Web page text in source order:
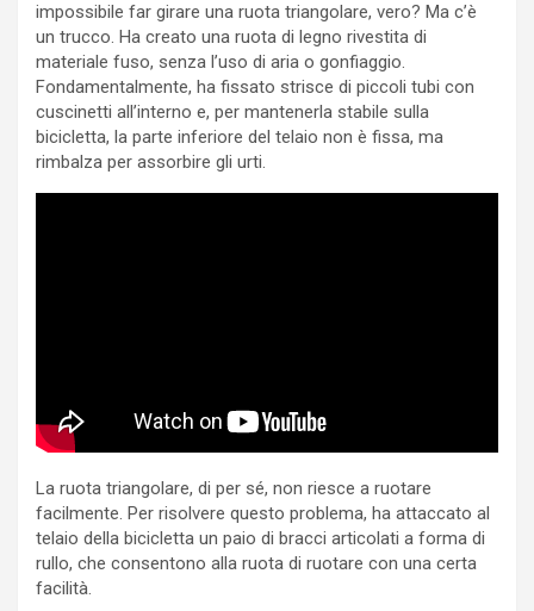
impossibile far girare una ruota triangolare, vero? Ma c’è
un trucco. Ha creato una ruota di legno rivestita di
materiale fuso, senza l’uso di aria o gonfiaggio.
Fondamentalmente, ha fissato strisce di piccoli tubi con
cuscinetti all’interno e, per mantenerla stabile sulla
bicicletta, la parte inferiore del telaio non è fissa, ma
rimbalza per assorbire gli urti.
La ruota triangolare, di per sé, non riesce a ruotare
facilmente. Per risolvere questo problema, ha attaccato al
telaio della bicicletta un paio di bracci articolati a forma di
rullo, che consentono alla ruota di ruotare con una certa
facilità.